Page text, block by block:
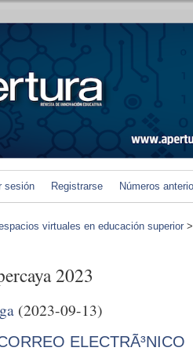
sesión Registrarse Números
virtuales en educación superior
2023
(2023-09-13)
ELECTRÃ³NICO